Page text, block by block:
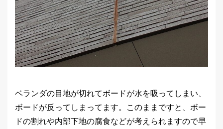
ベランダの目地が切れてボードが水を吸ってしまい、
ボードが反ってしまってます。このままですと、ボー
ドの割れや内部下地の腐食などが考えられますので早